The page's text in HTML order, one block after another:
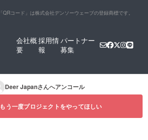
「QRコード」は株式会社デンソーウェーブの登録商標です。
会社概
要
採用情
報
パートナー
募集
Deer Japanさんへアンコール
もう一度プロジェクトをやってほしい